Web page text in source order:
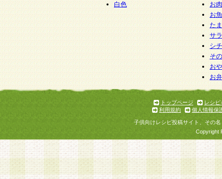
白色
お
お
た
サ
シ
そ
お
お
トップページ
レシピ
利用規約
個人情報保
子供向けレシピ投稿サイト、その
Copyright